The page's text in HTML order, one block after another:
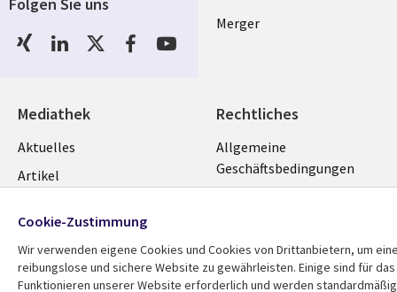
Merger
Mediathek
Library
Links
GERMANY
Aktuelles
Artikel
Events
Podcasts
Rechtliches
Legal
GERMANY
Allgemeine
Geschäftsbedingungen
Datenschutz
Impressum
Folgen Sie uns
Social
Media
Cookie-Zustimmung
Wir verwenden eigene Cookies und Cookies von Drittanbietern, um
reibungslose und sichere Website zu gewährleisten. Einige sind für das
Funktionieren unserer Website erforderlich und werden standardmäßig